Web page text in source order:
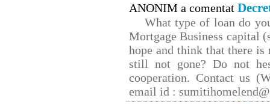
ANONIM a comentat
What type of loan do
Mortgage Business capital
hope and think that there
still not gone? Do not
cooperation. Contact us
email id :